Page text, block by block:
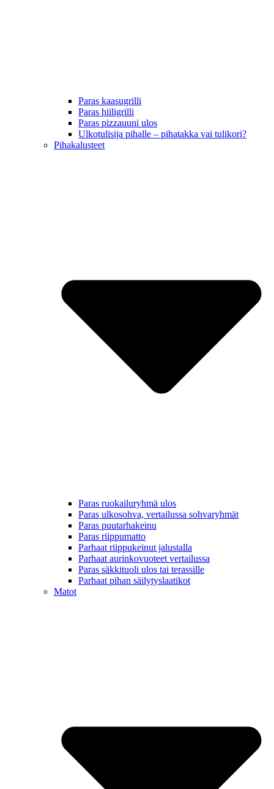
Paras kaasugrilli
Paras hiiligrilli
Paras pizzauuni ulos
Ulkotulisija pihalle – pihatakka vai tulikori?
Pihakalusteet
Paras ruokailuryhmä ulos
Paras ulkosohva, vertailussa sohvaryhmät
Paras puutarhakeinu
Paras riippumatto
Parhaat riippukeinut jalustalla
Parhaat aurinkovuoteet vertailussa
Paras säkkituoli ulos tai terassille
Parhaat pihan säilytyslaatikot
Matot